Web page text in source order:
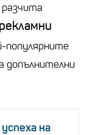
популярните
допълнителни
на